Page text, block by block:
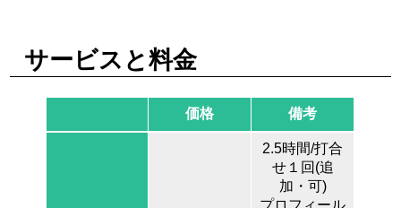
サービスと料金
価格 備考
2.5時間/打合
せ１回(追
加・可)